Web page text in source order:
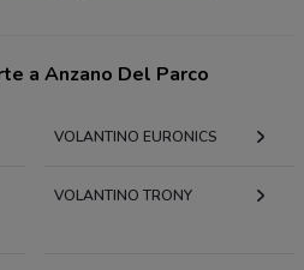
a Anzano Del Parco
VOLANTINO EURONICS
VOLANTINO TRONY